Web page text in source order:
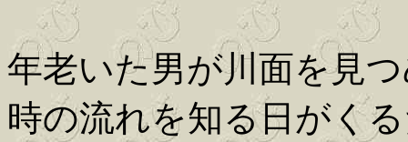
年老いた男が川面を見
時の流れを知る日がく